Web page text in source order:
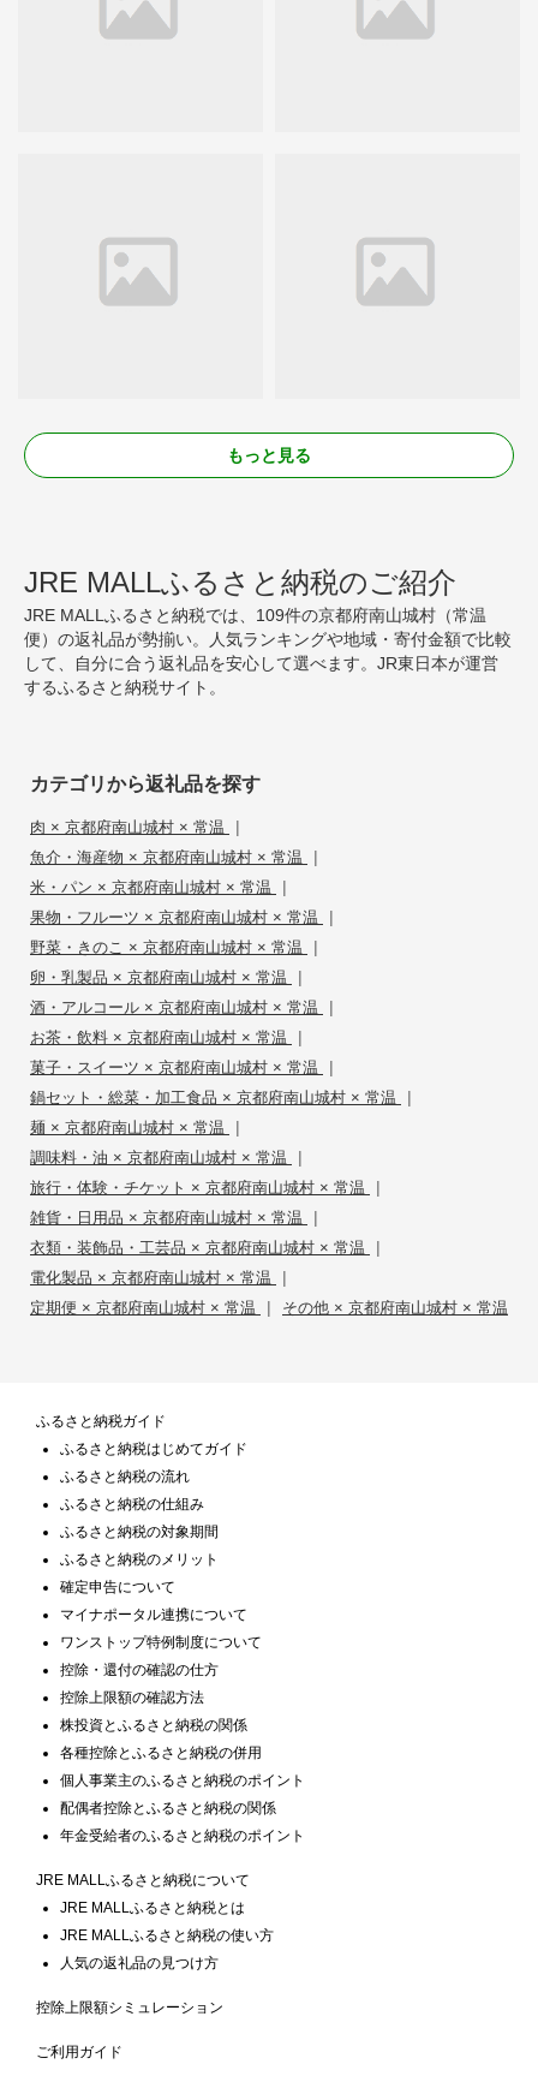
もっと見る
JRE MALLふるさと納税のご紹介
JRE MALLふるさと納税では、109件の京都府南山城村（常温
便）の返礼品が勢揃い。人気ランキングや地域・寄付金額で比較
して、自分に合う返礼品を安心して選べます。JR東日本が運営
するふるさと納税サイト。
カテゴリから返礼品を探す
肉 × 京都府南山城村 × 常温 |
魚介・海産物 × 京都府南山城村 × 常温 |
米・パン × 京都府南山城村 × 常温 |
果物・フルーツ × 京都府南山城村 × 常温 |
野菜・きのこ × 京都府南山城村 × 常温 |
卵・乳製品 × 京都府南山城村 × 常温 |
酒・アルコール × 京都府南山城村 × 常温 |
お茶・飲料 × 京都府南山城村 × 常温 |
菓子・スイーツ × 京都府南山城村 × 常温 |
鍋セット・総菜・加工食品 × 京都府南山城村 × 常温 |
麺 × 京都府南山城村 × 常温 |
調味料・油 × 京都府南山城村 × 常温 |
旅行・体験・チケット × 京都府南山城村 × 常温 |
雑貨・日用品 × 京都府南山城村 × 常温 |
衣類・装飾品・工芸品 × 京都府南山城村 × 常温 |
電化製品 × 京都府南山城村 × 常温 |
定期便 × 京都府南山城村 × 常温 | その他 × 京都府南山城村 × 常温
ふるさと納税ガイド
ふるさと納税はじめてガイド
ふるさと納税の流れ
ふるさと納税の仕組み
ふるさと納税の対象期間
ふるさと納税のメリット
確定申告について
マイナポータル連携について
ワンストップ特例制度について
控除・還付の確認の仕方
控除上限額の確認方法
株投資とふるさと納税の関係
各種控除とふるさと納税の併用
個人事業主のふるさと納税のポイント
配偶者控除とふるさと納税の関係
年金受給者のふるさと納税のポイント
JRE MALLふるさと納税について
JRE MALLふるさと納税とは
JRE MALLふるさと納税の使い方
人気の返礼品の見つけ方
控除上限額シミュレーション
ご利用ガイド